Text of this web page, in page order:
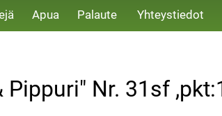
Apua Palaute Yhteystiedot
Pippuri" Nr. 31sf